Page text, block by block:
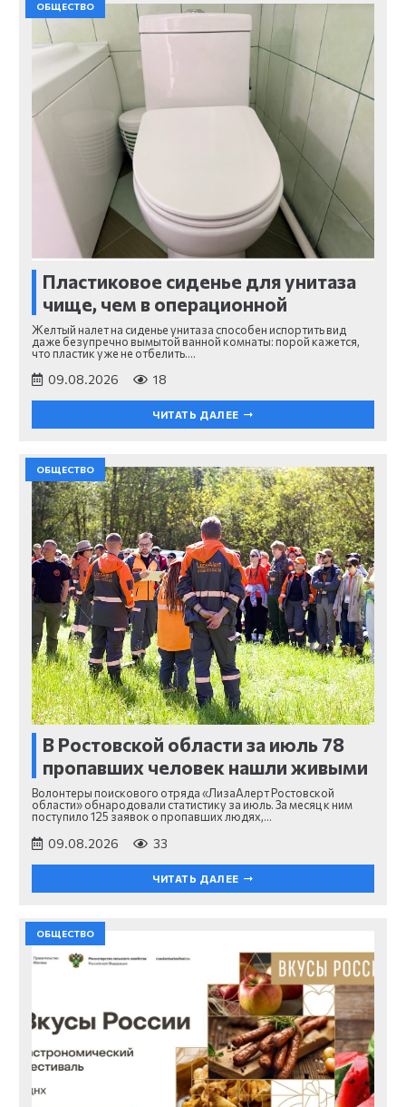
ОБЩЕСТВО
Пластиковое сиденье для унитаза
чище, чем в операционной
Желтый налет на сиденье унитаза способен испортить вид
даже безупречно вымытой ванной комнаты: порой кажется,
что пластик уже не отбелить.…
09.08.2026 18
ЧИТАТЬ ДАЛЕЕ
ОБЩЕСТВО
В Ростовской области за июль 78
пропавших человек нашли живыми
Волонтеры поискового отряда «ЛизаАлерт Ростовской
области» обнародовали статистику за июль. За месяц к ним
поступило 125 заявок о пропавших людях,…
09.08.2026 33
ЧИТАТЬ ДАЛЕЕ
ОБЩЕСТВО